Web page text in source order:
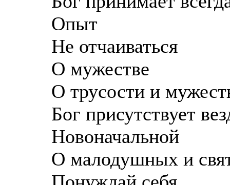
Опыт
Не отчаиваться
О мужестве
О трусости и
Бог присутствует
Новоначальной
О малодушных и